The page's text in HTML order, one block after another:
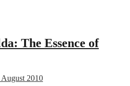
The Essence of
August 2010